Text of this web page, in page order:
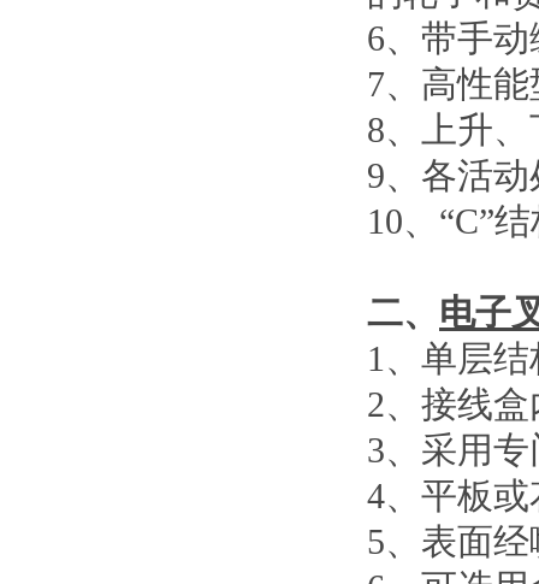
6、 带手
7、 高性
8、 上升
9、 各活
10、 “C”结
二、 电子
1、单层
2、接线
3、采用
4、平板
5、表面